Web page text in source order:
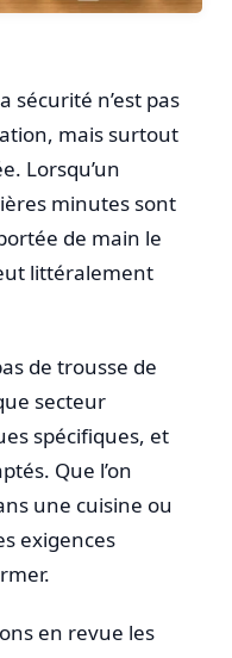
sécurité n’est pas
mais surtout
Lorsqu’un
minutes sont
de main le
littéralement
de trousse de
secteur
spécifiques, et
Que l’on
une cuisine ou
exigences
en revue les